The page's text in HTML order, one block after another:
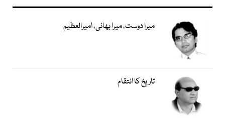
میرا دوست، میرا بھائی، امیرالعظیم
تاریخ کا انتقام